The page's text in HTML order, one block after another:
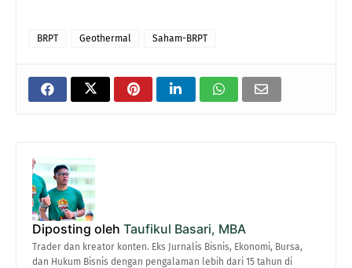
BRPT Geothermal Saham-BRPT
Diposting oleh Taufikul Basari, MBA
Trader dan kreator konten. Eks Jurnalis Bisnis, Ekonomi, Bursa,
dan Hukum Bisnis dengan pengalaman lebih dari 15 tahun di